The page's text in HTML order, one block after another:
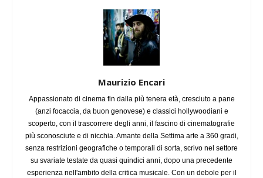
Maurizio Encari
Appassionato di cinema fin dalla più tenera età, cresciuto a pane
(anzi focaccia, da buon genovese) e classici hollywoodiani e
scoperto, con il trascorrere degli anni, il fascino di cinematografie
più sconosciute e di nicchia. Amante della Settima arte a 360 gradi,
senza restrizioni geografiche o temporali di sorta, scrivo nel settore
su svariate testate da quasi quindici anni, dopo una precedente
esperienza nell'ambito della critica musicale. Con un debole per il